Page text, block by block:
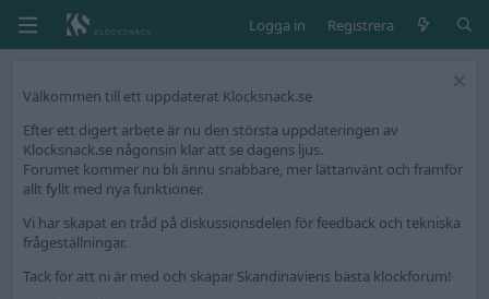
Logga in Registrera
Välkommen till ett uppdaterat Klocksnack.se
Efter ett digert arbete är nu den största uppdateringen av
Klocksnack.se någonsin klar att se dagens ljus.
Forumet kommer nu bli ännu snabbare, mer lättanvänt och framför
allt fyllt med nya funktioner.
Vi har skapat en tråd på diskussionsdelen för feedback och tekniska
frågeställningar.
Tack för att ni är med och skapar Skandinaviens bästa klockforum!